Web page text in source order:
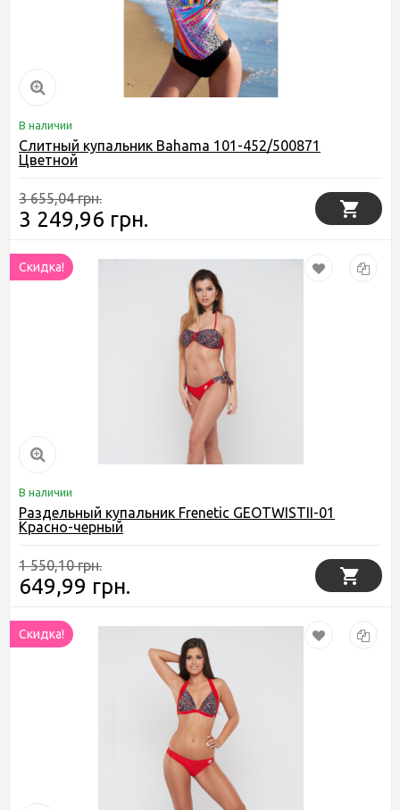
В наличии
Слитный купальник Bahama 101-452/500871
Цветной
3 655,04 грн.
3 249,96 грн.
Скидка!
В наличии
Раздельный купальник Frenetic GEOTWISTII-01
Красно-черный
1 550,10 грн.
649,99 грн.
Скидка!